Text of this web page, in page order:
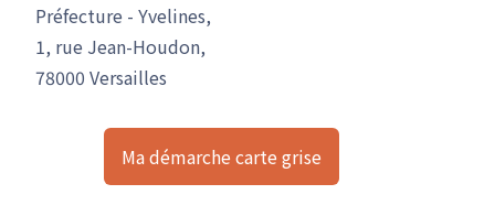
Préfecture - Yvelines,
1, rue Jean-Houdon,
78000 Versailles
Ma démarche carte grise